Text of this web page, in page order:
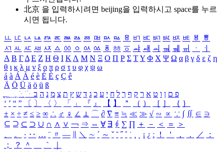
北京 을 입력하시려면 beijing을 입력하시고 space를 누르
시면 됩니다.
ㅥ ㅦ ㅧ ㅨ ㅩ ㅪ ㅫ ㅬ ㅭ ㅮ ㅯ ㅰ ㅱ ㅲ ㅳ ㅴ ㅵ ㅶ ㅷ ㅸ
ㅹ
ㅺ ㅻ ㅼ ㅽ ㅾ ㅿ ㆀ ㆁ ㆂ ㆃ ㆄ ㆅ ㆆ ㆇ ㆈ ㆉ ㆊ ㆋ ㆌ ㆍ
ㆎ
Α Β ΓΔ Ε Ζ Η Θ Ι ΚΛ Μ Ν Ξ Ο Π Ρ Σ ΤΥ Φ Χ Ψ Ω α β γ δ ε ζ η
θ ι κ λ μ ν ξ ο π ρ σ τ υ φ χ ψ ω
á à Á À é è É È ç Ç ê
Ä Ö Ü ä ö ü ß
ִֶֹ ֻּ ׁׂ פ ם ן ו ט א ר ק ף ך ל ח י ע כ ג ד ש ץ ת צ מ נ ה ב
‘ ’ “ ” 〔 〕 〈 〉 「 」 『 』 【 】 ＂ （ ） ［ ］ ｛ ｝
± × ÷ ≠ ≤ ≥ ∞ ∴ ♂ ♀ ∠ ⊥ ⌒ ∂ ∇ ≡ ≒ ≪ ≫ √ ∽ ∝ ∵ ∫ ∬ ∈ ∋
⊆ ⊇ ⊂ ⊃ ∪ ∩ ∧ ∨ ￢ ⇒ ⇔ ∀ ∃ ∮ ∑ ∏ ＋ － ＜ ＝
＞
、
。 · ‥ … ¨ 〃 ― ＼ ∼ ´ ～ ˇ ˘ ˝ ˚ ˙ ¸ ¡ ¿ ː ！ ＇ ， ． ／
：
；
？ ＾ ｀